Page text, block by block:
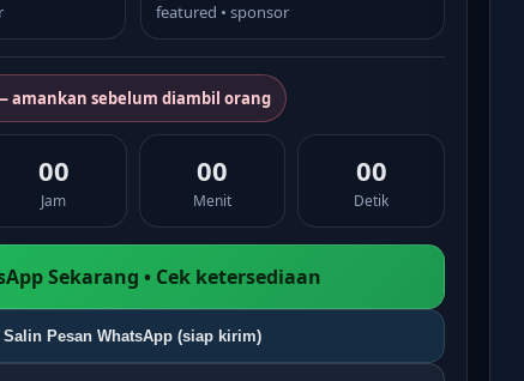
featured • sponsor
amankan sebelum diambil orang
00
Jam
00
Menit
00
Detik
Sekarang • Cek ketersediaan
Salin Pesan WhatsApp (siap kirim)